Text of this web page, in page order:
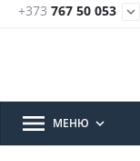
+373 767 50 053 expand_more
 МЕНЮ 